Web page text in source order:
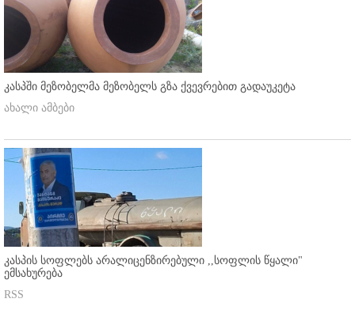
კასპში მეზობელმა მეზობელს გზა ქვევრებით გადაუკეტა
ახალი ამბები
კასპის სოფლებს არალიცენზირებული ,,სოფლის წყალი"
ემსახურება
RSS